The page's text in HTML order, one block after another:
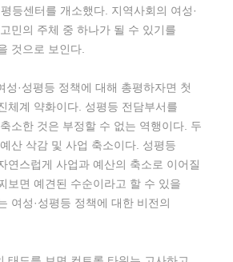
등센터를 개소했다. 지역사회의 여성·
민의 주체 중 하나가 될 수 있기를
것으로 보인다.
성·성평등 정책에 대해 총평하자면 첫
체계 약화이다. 성평등 전담부서를
소한 것은 부정할 수 없는 역행이다. 두
산 삭감 및 사업 축소이다. 성평등
연스럽게 사업과 예산의 축소로 이어질
보면 예견된 수순이라고 할 수 있을
여성·성평등 정책에 대한 비전의